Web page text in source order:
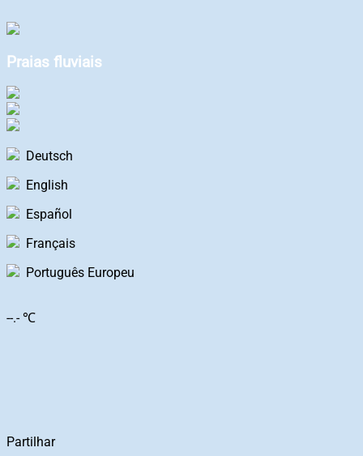
Praias fluviais
Deutsch
English
Español
Français
Português Europeu
--.- ℃
Partilhar